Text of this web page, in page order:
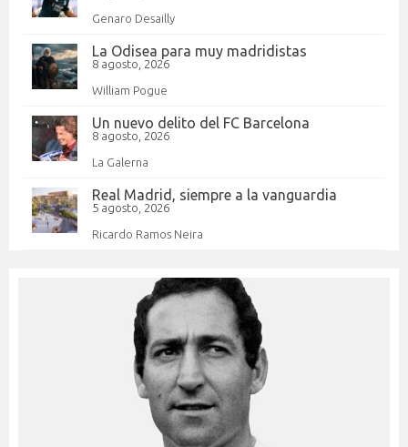
Genaro Desailly
La Odisea para muy madridistas
8 agosto, 2026
William Pogue
Un nuevo delito del FC Barcelona
8 agosto, 2026
La Galerna
Real Madrid, siempre a la vanguardia
5 agosto, 2026
Ricardo Ramos Neira